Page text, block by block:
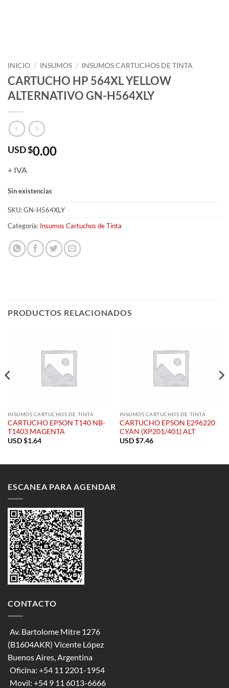
INICIO / INSUMOS / INSUMOS CARTUCHOS DE TINTA
CARTUCHO HP 564XL YELLOW
ALTERNATIVO GN-H564XLY
USD $0.00
+ IVA
Sin existencias
SKU:GN-H564XLY
Categoría: Insumos Cartuchos de Tinta
PRODUCTOS RELACIONADOS
INSUMOS CARTUCHOS DE TINTA
CARTUCHO EPSON T140 NB-
T1403 MAGENTA
USD $1.64
INSUMOS CARTUCHOS DE TINTA
CARTUCHO EPSON E296220
CYAN (XP201/401) ALT
USD $7.46
ESCANEA PARA AGENDAR
CONTACTO
Av. Bartolome Mitre 1276
(B1604AKR) Vicente López
Buenos Aires, Argentina
Oficina: +54 11 2201-1954
Movil: +54 9 11 6013-6666